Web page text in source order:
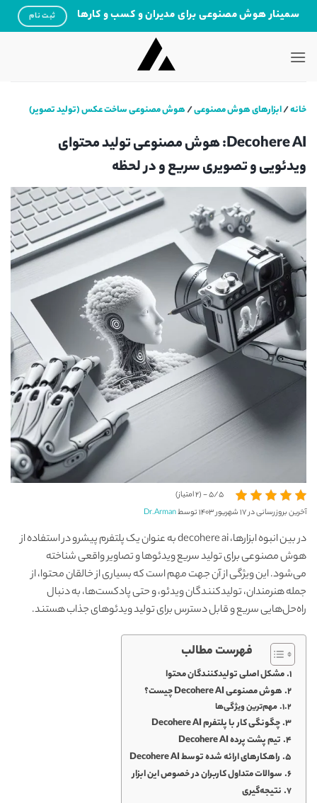
سمینار هوش مصنوعی برای مدیران و کسب و کارها ثبت نام
خانه/ابزارهای هوش مصنوعی/هوش مصنوعی ساخت عکس (تولید تصویر)
Decohere AI: هوش مصنوعی تولید محتوای
ویدئویی و تصویری سریع و در لحظه
5/5 - (2 امتیاز)
آخرین بروزرسانی در ۱۷ شهریور ۱۴۰۳ توسط
Dr.Arman
در بین انبوه ابزارها، decohere ai به عنوان یک پلتفرم پیشرو در استفاده از
هوش مصنوعی برای تولید سریع ویدئوها و تصاویر واقعی شناخته
می‌شود. این ویژگی از آن جهت مهم است که بسیاری از خالقان محتوا، از
جمله هنرمندان، تولیدکنندگان ویدئو، و حتی پادکست‌ها، به دنبال
راه‌حل‌هایی سریع و قابل دسترس برای تولید ویدئوهای جذاب هستند.
فهرست مطالب
مشکل اصلی تولیدکنندگان محتوا
هوش مصنوعی Decohere AI چیست؟
مهم‌ترین ویژگی‌ها
چگونگی کار با پلتفرم Decohere AI
تیم پشت پرده Decohere AI
راهکارهای ارائه شده توسط Decohere AI
سوالات متداول کاربران در خصوص این ابزار
نتیجه‌گیری